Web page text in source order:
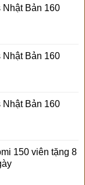
₫.
Nhật Bản 160
₫.
Nhật Bản 160
₫.
Nhật Bản 160
₫.
150 viên tặng 8